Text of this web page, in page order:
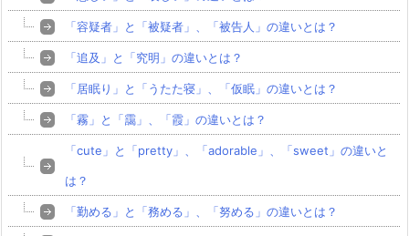
「容疑者」と「被疑者」、「被告人」の違いとは？
「追及」と「究明」の違いとは？
「居眠り」と「うたた寝」、「仮眠」の違いとは？
「霧」と「靄」、「霞」の違いとは？
「cute」と「pretty」、「adorable」、「sweet」の違いと
は？
「勤める」と「務める」、「努める」の違いとは？